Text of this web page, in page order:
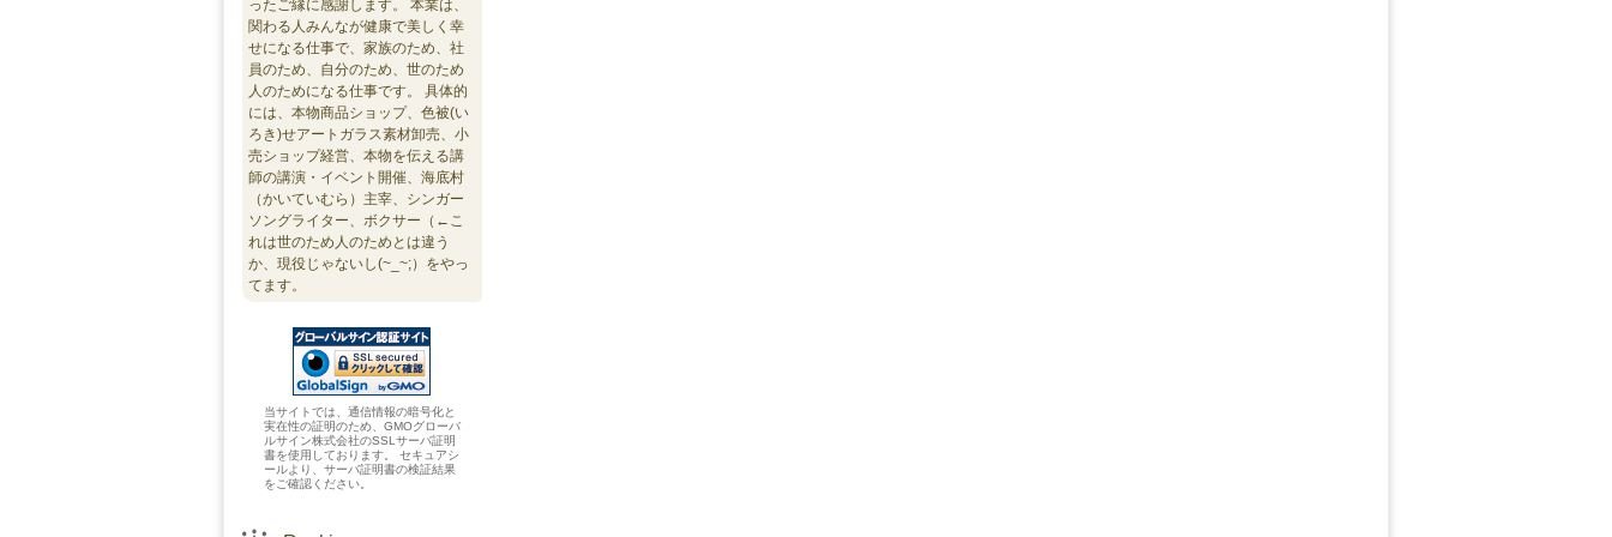
ったご縁に感謝します。 本業は、
関わる人みんなが健康で美しく幸
せになる仕事で、家族のため、社
員のため、自分のため、世のため
人のためになる仕事です。 具体的
には、本物商品ショップ、色被(い
ろき)せアートガラス素材卸売、小
売ショップ経営、本物を伝える講
師の講演・イベント開催、海底村
（かいていむら）主宰、シンガー
ソングライター、ボクサー（←こ
れは世のため人のためとは違う
か、現役じゃないし(~_~;）をやっ
てます。
当サイトでは、通信情報の暗号化と
実在性の証明のため、GMOグローバ
ルサイン株式会社のSSLサーバ証明
書を使用しております。 セキュアシ
ールより、サーバ証明書の検証結果
をご確認ください。